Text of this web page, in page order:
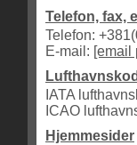
Telefon, fax,
Telefon:
E-mail: [email
IATA
ICAO
Hjemmesider